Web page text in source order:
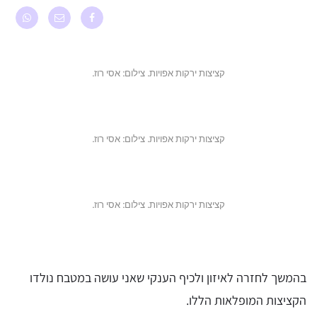
קציצות ירקות אפויות. צילום: אסי רוז.
קציצות ירקות אפויות. צילום: אסי רוז.
קציצות ירקות אפויות. צילום: אסי רוז.
בהמשך לחזרה לאיזון ולכיף הענקי שאני עושה במטבח נולדו
הקציצות המופלאות הללו.